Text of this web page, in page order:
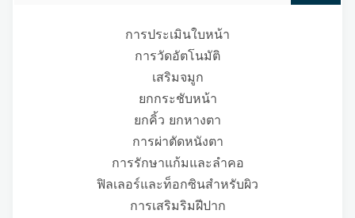
การประเมินใบหน้า
การวัดอัตโนมัติ
เสริมจมูก
ยกกระชับหน้า
ยกคิ้ว ยกหางตา
การผ่าตัดหนังตา
การรักษาแก้มและลำคอ
ฟิลเลอร์และท็อกซินสำหรับผิว
การเสริมริมฝีปาก